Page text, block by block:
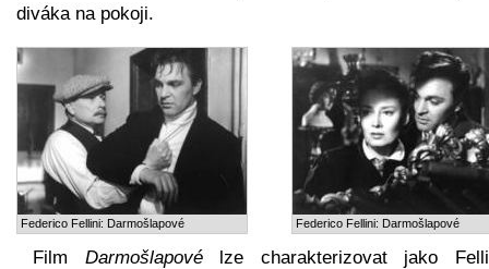
diváka na pokoji.
Federico Fellini: Darmošlapové Federico Fellini: Darmošlapové
Film Darmošlapovélze charakterizovat jako